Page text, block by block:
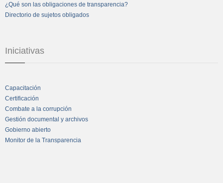
¿Qué son las obligaciones de transparencia?
Directorio de sujetos obligados
Iniciativas
Capacitación
Certificación
Combate a la corrupción
Gestión documental y archivos
Gobierno abierto
Monitor de la Transparencia